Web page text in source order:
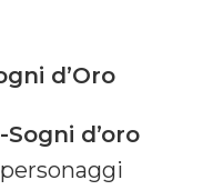
d’Oro
d’oro